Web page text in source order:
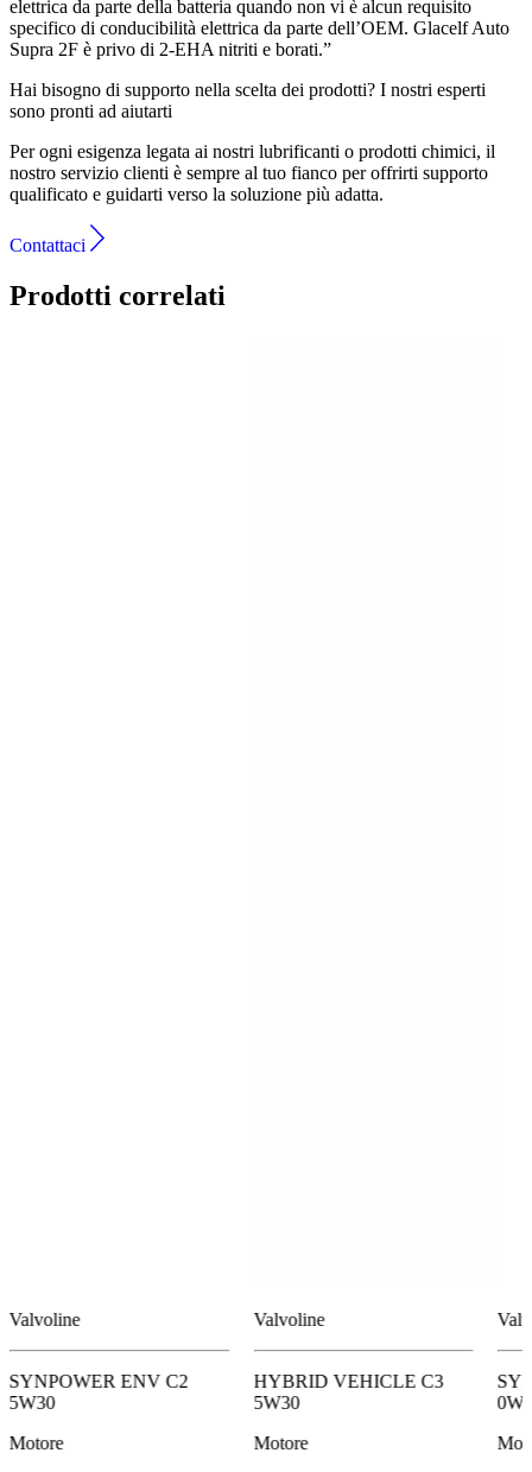
elettrica da parte della batteria quando non vi è alcun requisito
specifico di conducibilità elettrica da parte dell’OEM. Glacelf Auto
Supra 2F è privo di 2-EHA nitriti e borati.”
Hai bisogno di supporto nella scelta dei prodotti? I nostri esperti
sono pronti ad aiutarti
Per ogni esigenza legata ai nostri lubrificanti o prodotti chimici, il
nostro servizio clienti è sempre al tuo fianco per offrirti supporto
qualificato e guidarti verso la soluzione più adatta.
Contattaci
Prodotti correlati
Valvoline
SYNPOWER ENV C2
5W30
Motore
Valvoline
HYBRID VEHICLE C3
5W30
Motore